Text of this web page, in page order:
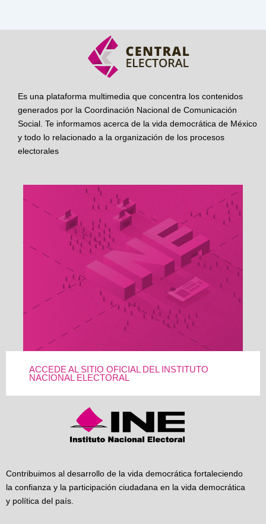
Es una plataforma multimedia que concentra los contenidos
generados por la Coordinación Nacional de Comunicación
Social. Te informamos acerca de la vida democrática de México
y todo lo relacionado a la organización de los procesos
electorales
ACCEDE AL SITIO OFICIAL DEL INSTITUTO
NACIONAL ELECTORAL
Contribuimos al desarrollo de la vida democrática fortaleciendo
la confianza y la participación ciudadana en la vida democrática
y política del país.